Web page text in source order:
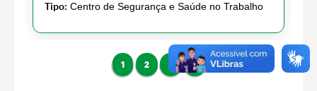
Tipo: Centro de Segurança e Saúde no Trabalho
1 2 3 4